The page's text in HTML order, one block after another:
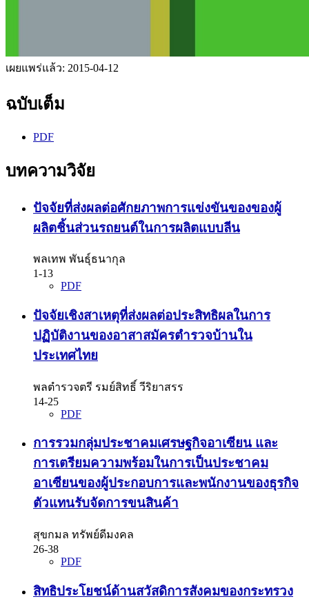
เผยแพร่แล้ว: 2015-04-12
ฉบับเต็ม
PDF
บทความวิจัย
ปัจจัยที่ส่งผลต่อศักยภาพการแข่งขันของของผู้
ผลิตชิ้นส่วนรถยนต์ในการผลิตแบบลีน
พลเทพ พันธุ์ธนากุล
1-13
PDF
ปัจจัยเชิงสาเหตุที่ส่งผลต่อประสิทธิผลในการ
ปฏิบัติงานของอาสาสมัครตำรวจบ้านใน
ประเทศไทย
พลตำรวจตรี รมย์สิทธิ์ วีริยาสรร
14-25
PDF
การรวมกลุ่มประชาคมเศรษฐกิจอาเซียน และ
การเตรียมความพร้อมในการเป็นประชาคม
อาเซียนของผู้ประกอบการและพนักงานของธุรกิจ
ตัวแทนรับจัดการขนสินค้า
สุขกมล ทรัพย์ดีมงคล
26-38
PDF
สิทธิประโยชน์ด้านสวัสดิการสังคมของกระทรวง